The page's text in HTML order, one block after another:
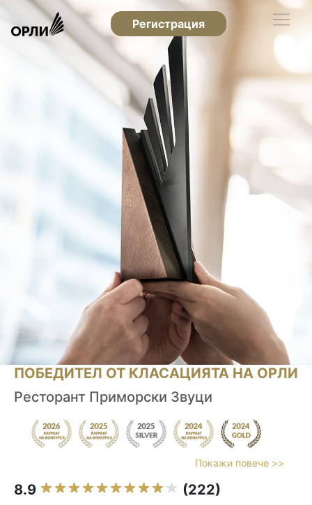
Регистрация
ПОБЕДИТЕЛ ОТ КЛАСАЦИЯТА НА ОРЛИ
Ресторант Приморски Звуци
Покажи повече >>
8.9 (222)